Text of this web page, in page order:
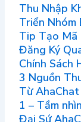
Thu Nhập
Triển Nhóm
Tip Tạo Mã
Đăng Ký
Chính Sách
3 Nguồn
Từ AhaChat
1 – Tầm
Đại Sứ